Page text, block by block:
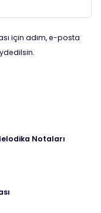
için adım, e-posta
Notaları